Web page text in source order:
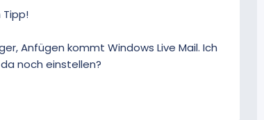
Tipp!
Anfügen kommt Windows Live Mail. Ich
noch einstellen?